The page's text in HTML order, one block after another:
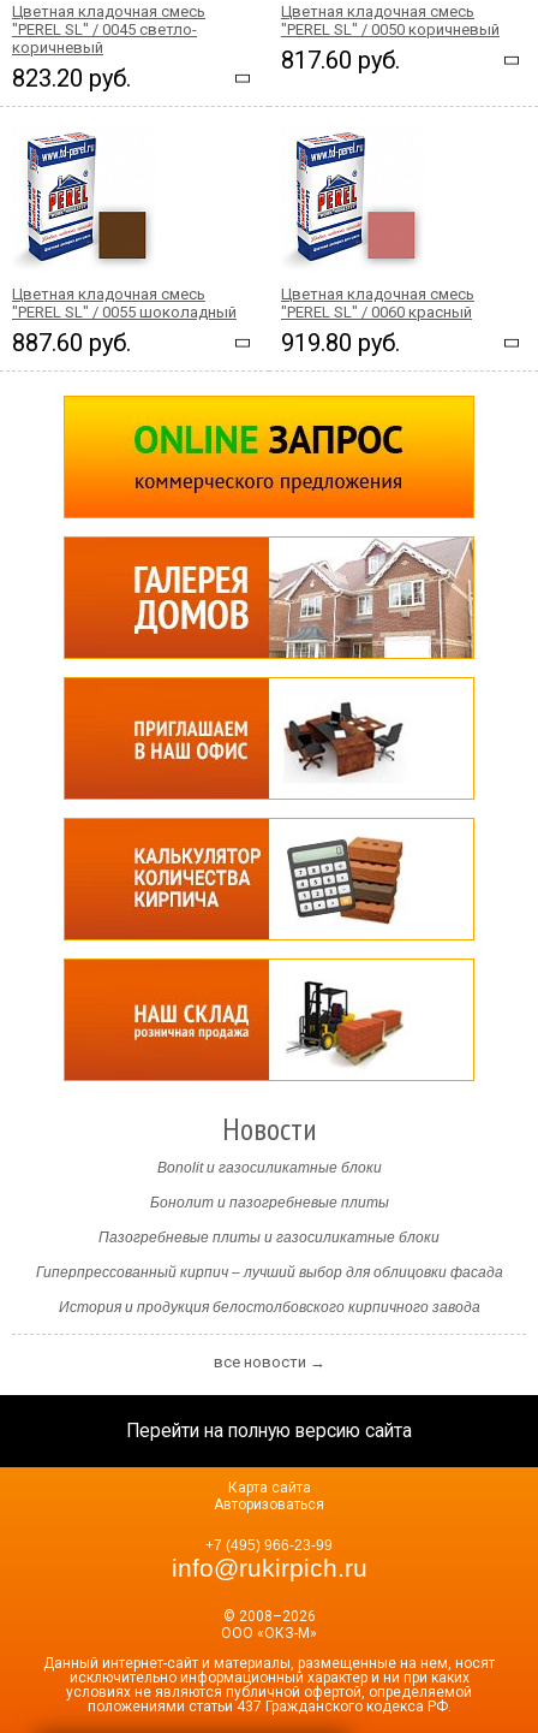
Цветная кладочная смесь
"PEREL SL" / 0045 светло-
коричневый
823.20 руб.
Цветная кладочная смесь
"PEREL SL" / 0050 коричневый
817.60 руб.
Цветная кладочная смесь
"PEREL SL" / 0055 шоколадный
887.60 руб.
Цветная кладочная смесь
"PEREL SL" / 0060 красный
919.80 руб.
Новости
Bonolit и газосиликатные блоки
Бонолит и пазогребневые плиты
Пазогребневые плиты и газосиликатные блоки
Гиперпрессованный кирпич – лучший выбор для облицовки фасада
История и продукция белостолбовского кирпичного завода
все новости →
Перейти на полную версию сайта
© 2008–2026
ООО «ОКЗ-М»
Данный интернет-сайт и материалы, размещенные на нем, носят
исключительно информационный характер и ни при каких
условиях не являются публичной офертой, определяемой
положениями статьи 437 Гражданского кодекса РФ.
+7 (495) 966-23-99
info@rukirpich.ru
Карта сайта
Авторизоваться